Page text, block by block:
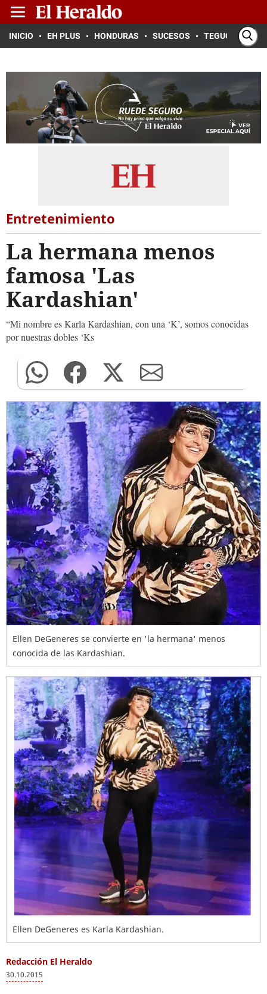
INICIO EH PLUS HONDURAS SUCESOS TEGUCIGALPA
Entretenimiento
La hermana menos
famosa 'Las
Kardashian'
“Mi nombre es Karla Kardashian, con una ‘K’, somos conocidas
por nuestras dobles ‘Ks
Ellen DeGeneres se convierte en 'la hermana' menos
conocida de las Kardashian.
Ellen DeGeneres es Karla Kardashian.
Redacción El Heraldo
30.10.2015